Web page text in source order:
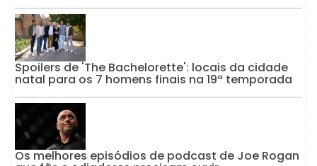
Spoilers de 'The Bachelorette': locais da cidade
natal para os 7 homens finais na 19ª temporada
Os melhores episódios de podcast de Joe Rogan